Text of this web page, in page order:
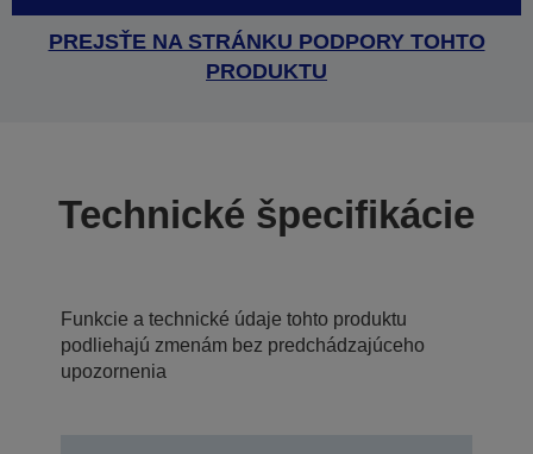
PREJSŤE NA STRÁNKU PODPORY TOHTO
PRODUKTU
Technické špecifikácie
Funkcie a technické údaje tohto produktu
podliehajú zmenám bez predchádzajúceho
upozornenia